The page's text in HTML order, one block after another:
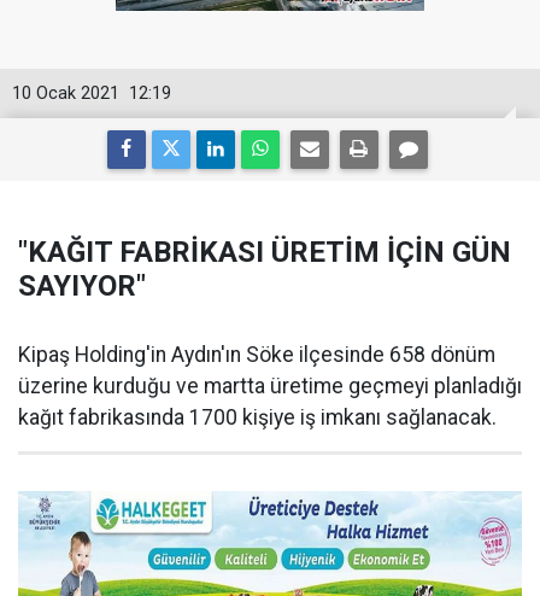
12:19
10 Ocak 2021
"KAĞIT FABRİKASI ÜRETİM İÇİN GÜN
SAYIYOR"
Kipaş Holding'in Aydın'ın Söke ilçesinde 658 dönüm
üzerine kurduğu ve martta üretime geçmeyi planladığı
kağıt fabrikasında 1700 kişiye iş imkanı sağlanacak.